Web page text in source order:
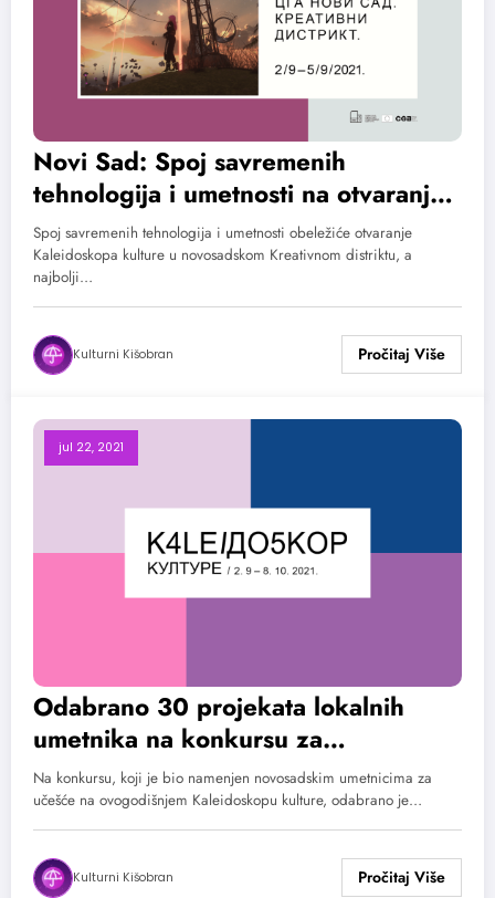
Novi Sad: Spoj savremenih
tehnologija i umetnosti na otvaranju
Kaleidoskopa kulture
Spoj savremenih tehnologija i umetnosti obeležiće otvaranje
Kaleidoskopa kulture u novosadskom Kreativnom distriktu, a
najbolji…
Kulturni Kišobran
jul 22, 2021
Odabrano 30 projekata lokalnih
umetnika na konkursu za
ovogodišnji Kaleidoskop kulture
Na konkursu, koji je bio namenjen novosadskim umetnicima za
učešće na ovogodišnjem Kaleidoskopu kulture, odabrano je…
Kulturni Kišobran